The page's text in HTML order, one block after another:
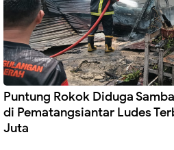
Puntung Rokok Diduga
di Pematangsiantar Ludes
Juta